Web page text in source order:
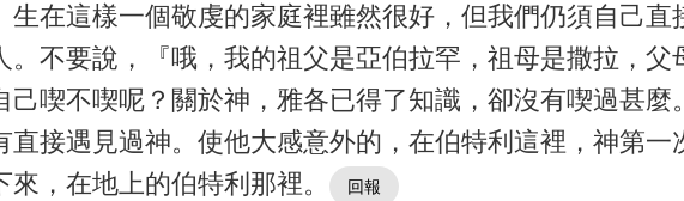
在這樣一個敬虔的家庭裡雖然很好，但我們仍須自己
不要說，『哦，我的祖父是亞伯拉罕，祖母是撒拉，父
喫不喫呢？關於神，雅各已得了知識，卻沒有喫過甚麼
接遇見過神。使他大感意外的，在伯特利這裡，神第
，在地上的伯特利那裡。